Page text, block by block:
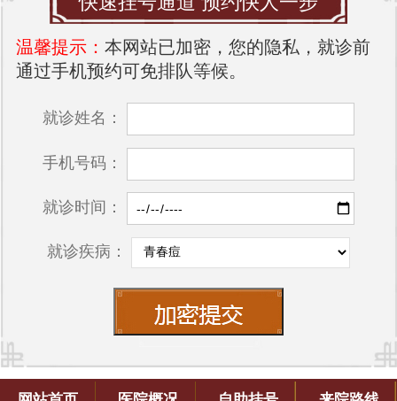
温馨提示： 本网站已加密，您的隐私，就诊前
通过手机预约可免排队等候。
就诊姓名：
手机号码：
就诊时间：
就诊疾病：